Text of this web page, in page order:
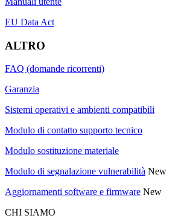
EU Data Act
ALTRO
FAQ (domande ricorrenti)
Garanzia
Sistemi operativi e ambienti compatibili
Modulo di contatto supporto tecnico
Modulo sostituzione materiale
Modulo di segnalazione vulnerabilità New
Aggiornamenti software e firmware New
CHI SIAMO